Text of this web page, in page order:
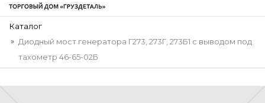
Каталог
Диодный мост генератора Г273, 273Г, 273Б1 с выводом под
тахометр 46-65-02Б